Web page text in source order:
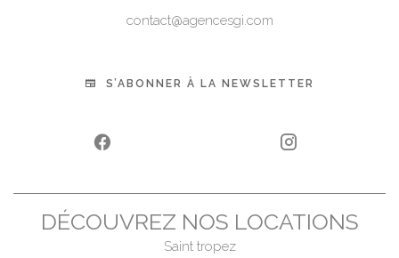
contact@agencesgi.com
S’ABONNER À LA NEWSLETTER
DÉCOUVREZ NOS LOCATIONS
Saint tropez